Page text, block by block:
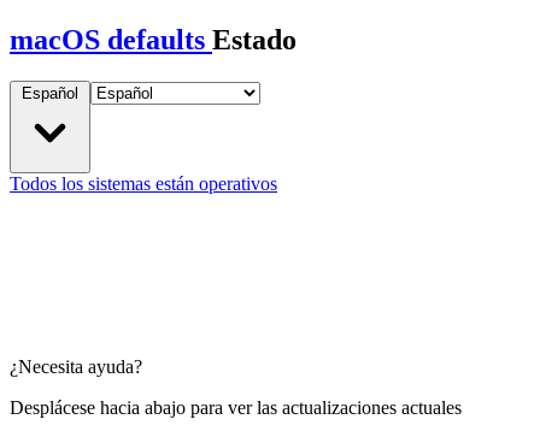
macOS defaults Estado
Español
Todos los sistemas están operativos
¿Necesita ayuda?
Desplácese hacia abajo para ver las actualizaciones actuales